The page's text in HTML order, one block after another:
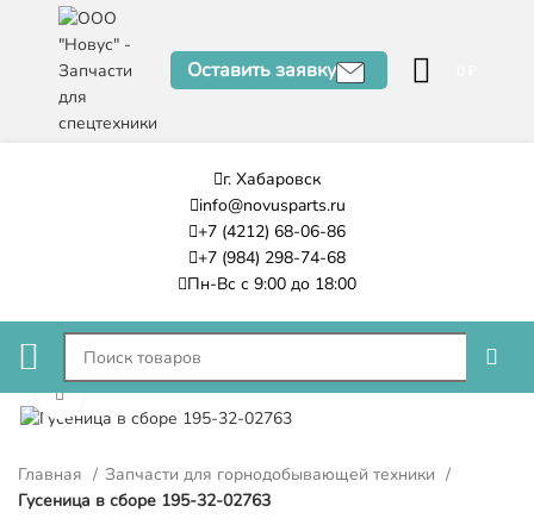
Оставить заявку
г. Хабаровск
info@novusparts.ru
+7 (4212) 68-06-86
+7 (984) 298-74-68
Пн-Вс с 9:00 до 18:00
Нажмите, чтобы увеличить
Главная
Запчасти для горнодобывающей техники
Гусеница в сборе 195-32-02763